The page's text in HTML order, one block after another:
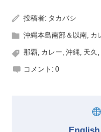
投稿者: タカバシ
沖縄本島南部＆以南, カ
那覇, カレー, 沖縄, 天久 ,
コメント: 0